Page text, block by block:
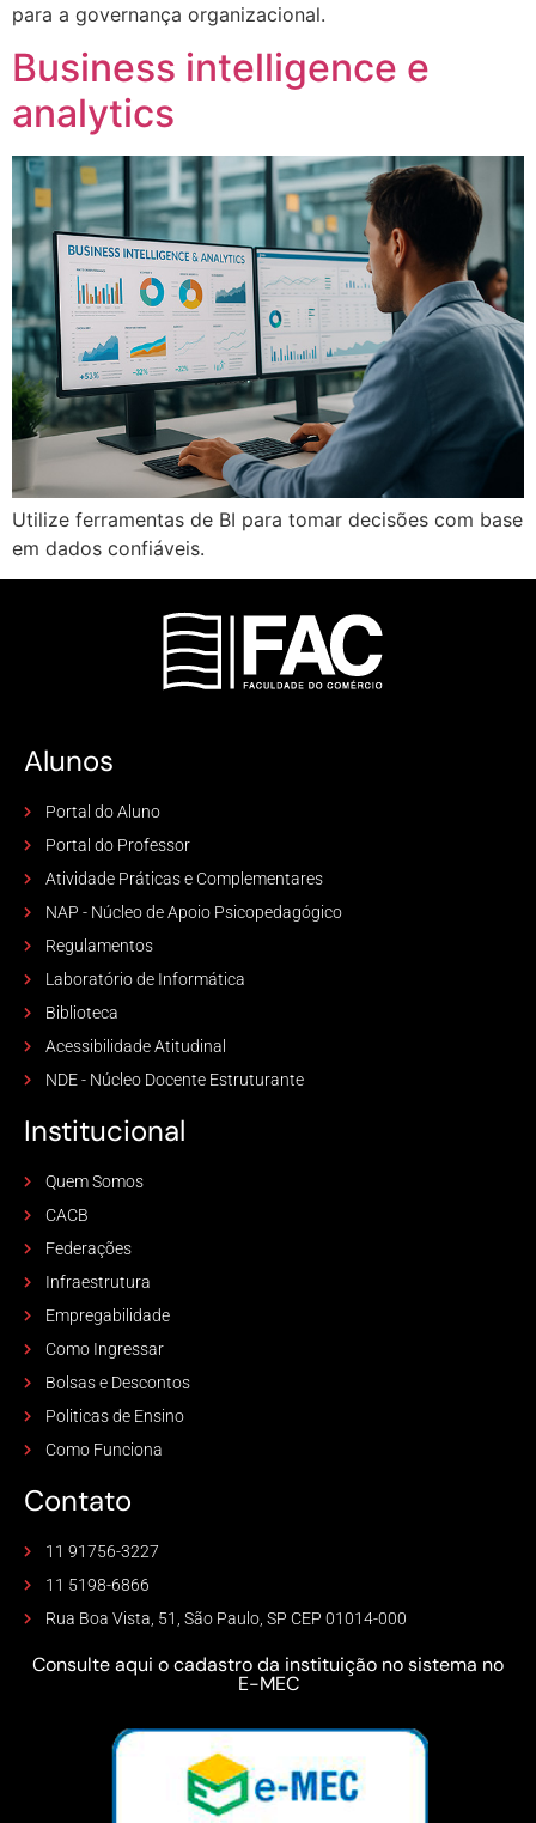
para a governança organizacional.
Business intelligence e
analytics
Utilize ferramentas de BI para tomar decisões com base
em dados confiáveis.
Alunos
Portal do Aluno
Portal do Professor
Atividade Práticas e Complementares
NAP - Núcleo de Apoio Psicopedagógico
Regulamentos
Laboratório de Informática
Biblioteca
Acessibilidade Atitudinal
NDE - Núcleo Docente Estruturante
Institucional
Quem Somos
CACB
Federações
Infraestrutura
Empregabilidade
Como Ingressar
Bolsas e Descontos
Politicas de Ensino
Como Funciona
Contato
11 91756-3227
11 5198-6866
Rua Boa Vista, 51, São Paulo, SP CEP 01014-000
Consulte aqui o cadastro da instituição no sistema no
E-MEC